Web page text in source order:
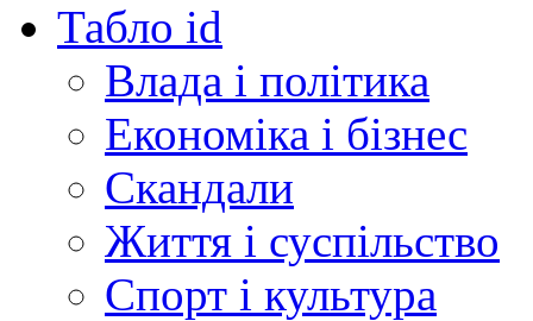
Табло id
Влада і політика
Економіка і бізнес
Скандали
Життя і суспільство
Спорт і культура